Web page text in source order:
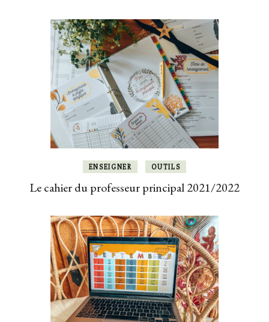
ENSEIGNER OUTILS
Le cahier du professeur principal 2021/2022